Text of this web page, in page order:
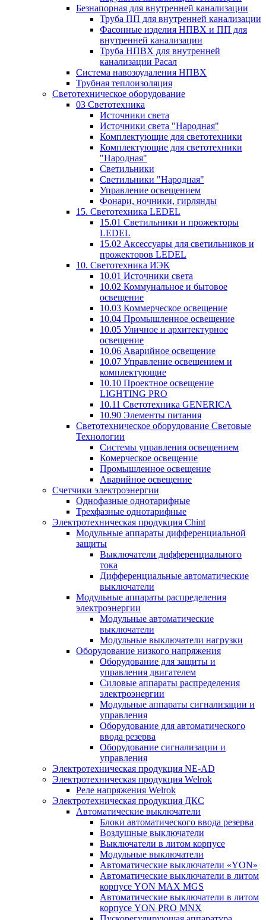
Безнапорная для внутренней канализации
Труба ПП для внутренней канализации
Фасонные изделия НПВХ и ПП для
внутренней канализации
Труба НПВХ для внутренней
канализации Расал
Система навозоудаления НПВХ
Трубная теплоизоляция
Светотехническое оборудование
03 Светотехника
Источники света
Источники света "Народная"
Комплектующие для светотехники
Комплектующие для светотехники
"Народная"
Светильники
Светильники "Народная"
Управление освещением
Фонари, ночники, гирлянды
15. Светотехника LEDEL
15.01 Светильники и прожекторы
LEDEL
15.02 Аксессуары для светильников и
прожекторов LEDEL
10. Светотехника ИЭК
10.01 Источники света
10.02 Коммунальное и бытовое
освещение
10.03 Коммерческое освещение
10.04 Промышленное освещение
10.05 Уличное и архитектурное
освещение
10.06 Аварийное освещение
10.07 Управление освещением и
комплектующие
10.10 Проектное освещение
LIGHTING PRO
10.11 Светотехника GENERICA
10.90 Элементы питания
Светотехническое оборудование Световые
Технологии
Системы управления освещением
Комерческое освещение
Промышленное освещение
Аварийное освещение
Счетчики электроэнергии
Однофазные однотарифные
Трехфазные однотарифные
Электротехническая продукция Chint
Модульные аппараты дифференциальной
защиты
Выключатели дифференциального
тока
Дифференциальные автоматические
выключатели
Модульные аппараты распределения
электроэнергии
Модульные автоматические
выключатели
Модульные выключатели нагрузки
Оборудование низкого напряжения
Оборудование для защиты и
управления двигателем
Силовые аппараты распределения
электроэнергии
Модульные аппараты сигнализации и
управления
Оборудование для автоматического
ввода резерва
Оборудование сигнализации и
управления
Электротехническая продукция NE-AD
Электротехническая продукция Welrok
Реле напряжения Welrok
Электротехническая продукция ДКС
Автоматические выключатели
Блоки автоматического ввода резерва
Воздушные выключатели
Выключатели в литом корпусе
Модульные выключатели
Автоматические выключатели «YON»
Автоматические выключатели в литом
корпусе YON MAX MGS
Автоматические выключатели в литом
корпусе YON PRO MNX